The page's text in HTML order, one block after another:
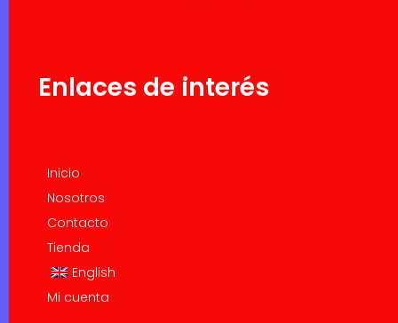
Enlaces de interés
Inicio
Nosotros
Contacto
Tienda
English
Mi cuenta